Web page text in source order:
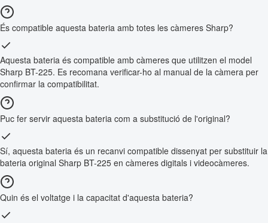
És compatible aquesta bateria amb totes les càmeres Sharp?
Aquesta bateria és compatible amb càmeres que utilitzen el model
Sharp BT-225. Es recomana verificar-ho al manual de la càmera per
confirmar la compatibilitat.
Puc fer servir aquesta bateria com a substitució de l'original?
Sí, aquesta bateria és un recanvi compatible dissenyat per substituir la
bateria original Sharp BT-225 en càmeres digitals i videocàmeres.
Quin és el voltatge i la capacitat d'aquesta bateria?